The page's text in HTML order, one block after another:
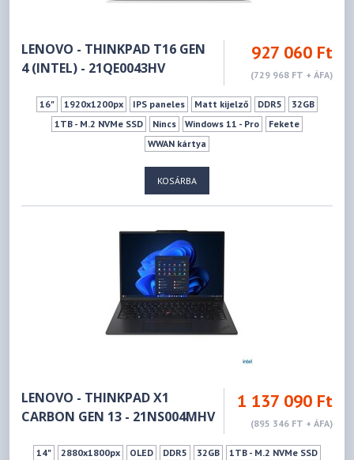
LENOVO - THINKPAD T16 GEN
4 (INTEL) - 21QE0043HV
927 060 Ft
(729 968 FT + ÁFA)
16" 1920x1200px IPS paneles Matt kijelző DDR5
32GB
1TB - M.2 NVMe SSD
Nincs Windows 11 - Pro
Fekete
WWAN kártya
KOSÁRBA
LENOVO - THINKPAD X1
CARBON GEN 13 - 21NS004MHV
1 137 090 Ft
(895 346 FT + ÁFA)
14" 2880x1800px OLED DDR5 32GB
1TB - M.2 NVMe SSD